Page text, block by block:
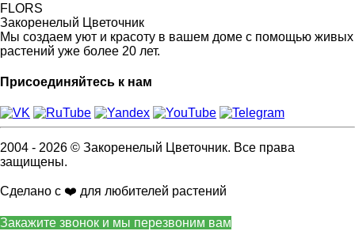
FLORS
Закоренелый Цветочник
Мы создаем уют и красоту в вашем доме с помощью живых
растений уже более 20 лет.
Присоединяйтесь к нам
2004 - 2026 © Закоренелый Цветочник. Все права
защищены.
Сделано с ❤️ для любителей растений
Закажите звонок и мы перезвоним вам